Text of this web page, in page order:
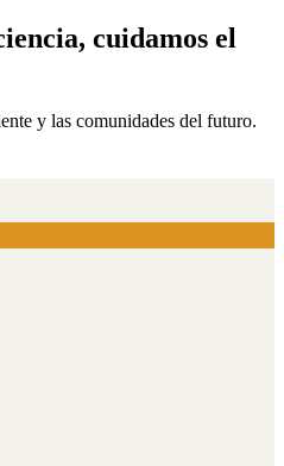
cuidamos el
y las comunidades del futuro.